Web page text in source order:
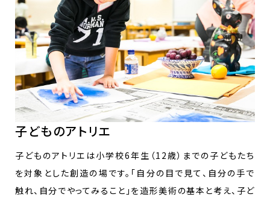
子どものアトリエ
子どものアトリエは小学校6年生（12歳）までの子どもたち
を対象とした創造の場です。「自分の目で見て、自分の手で
触れ、自分でやってみること」を造形美術の基本と考え、子ど